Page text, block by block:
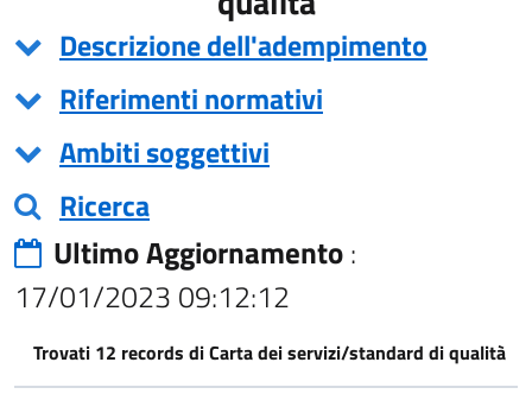
Descrizione dell'adempimento
Riferimenti normativi
Ambiti soggettivi
Ricerca
Ultimo Aggiornamento:
17/01/2023 09:12:12
Trovati 12 records di Carta dei servizi/standard di qualità